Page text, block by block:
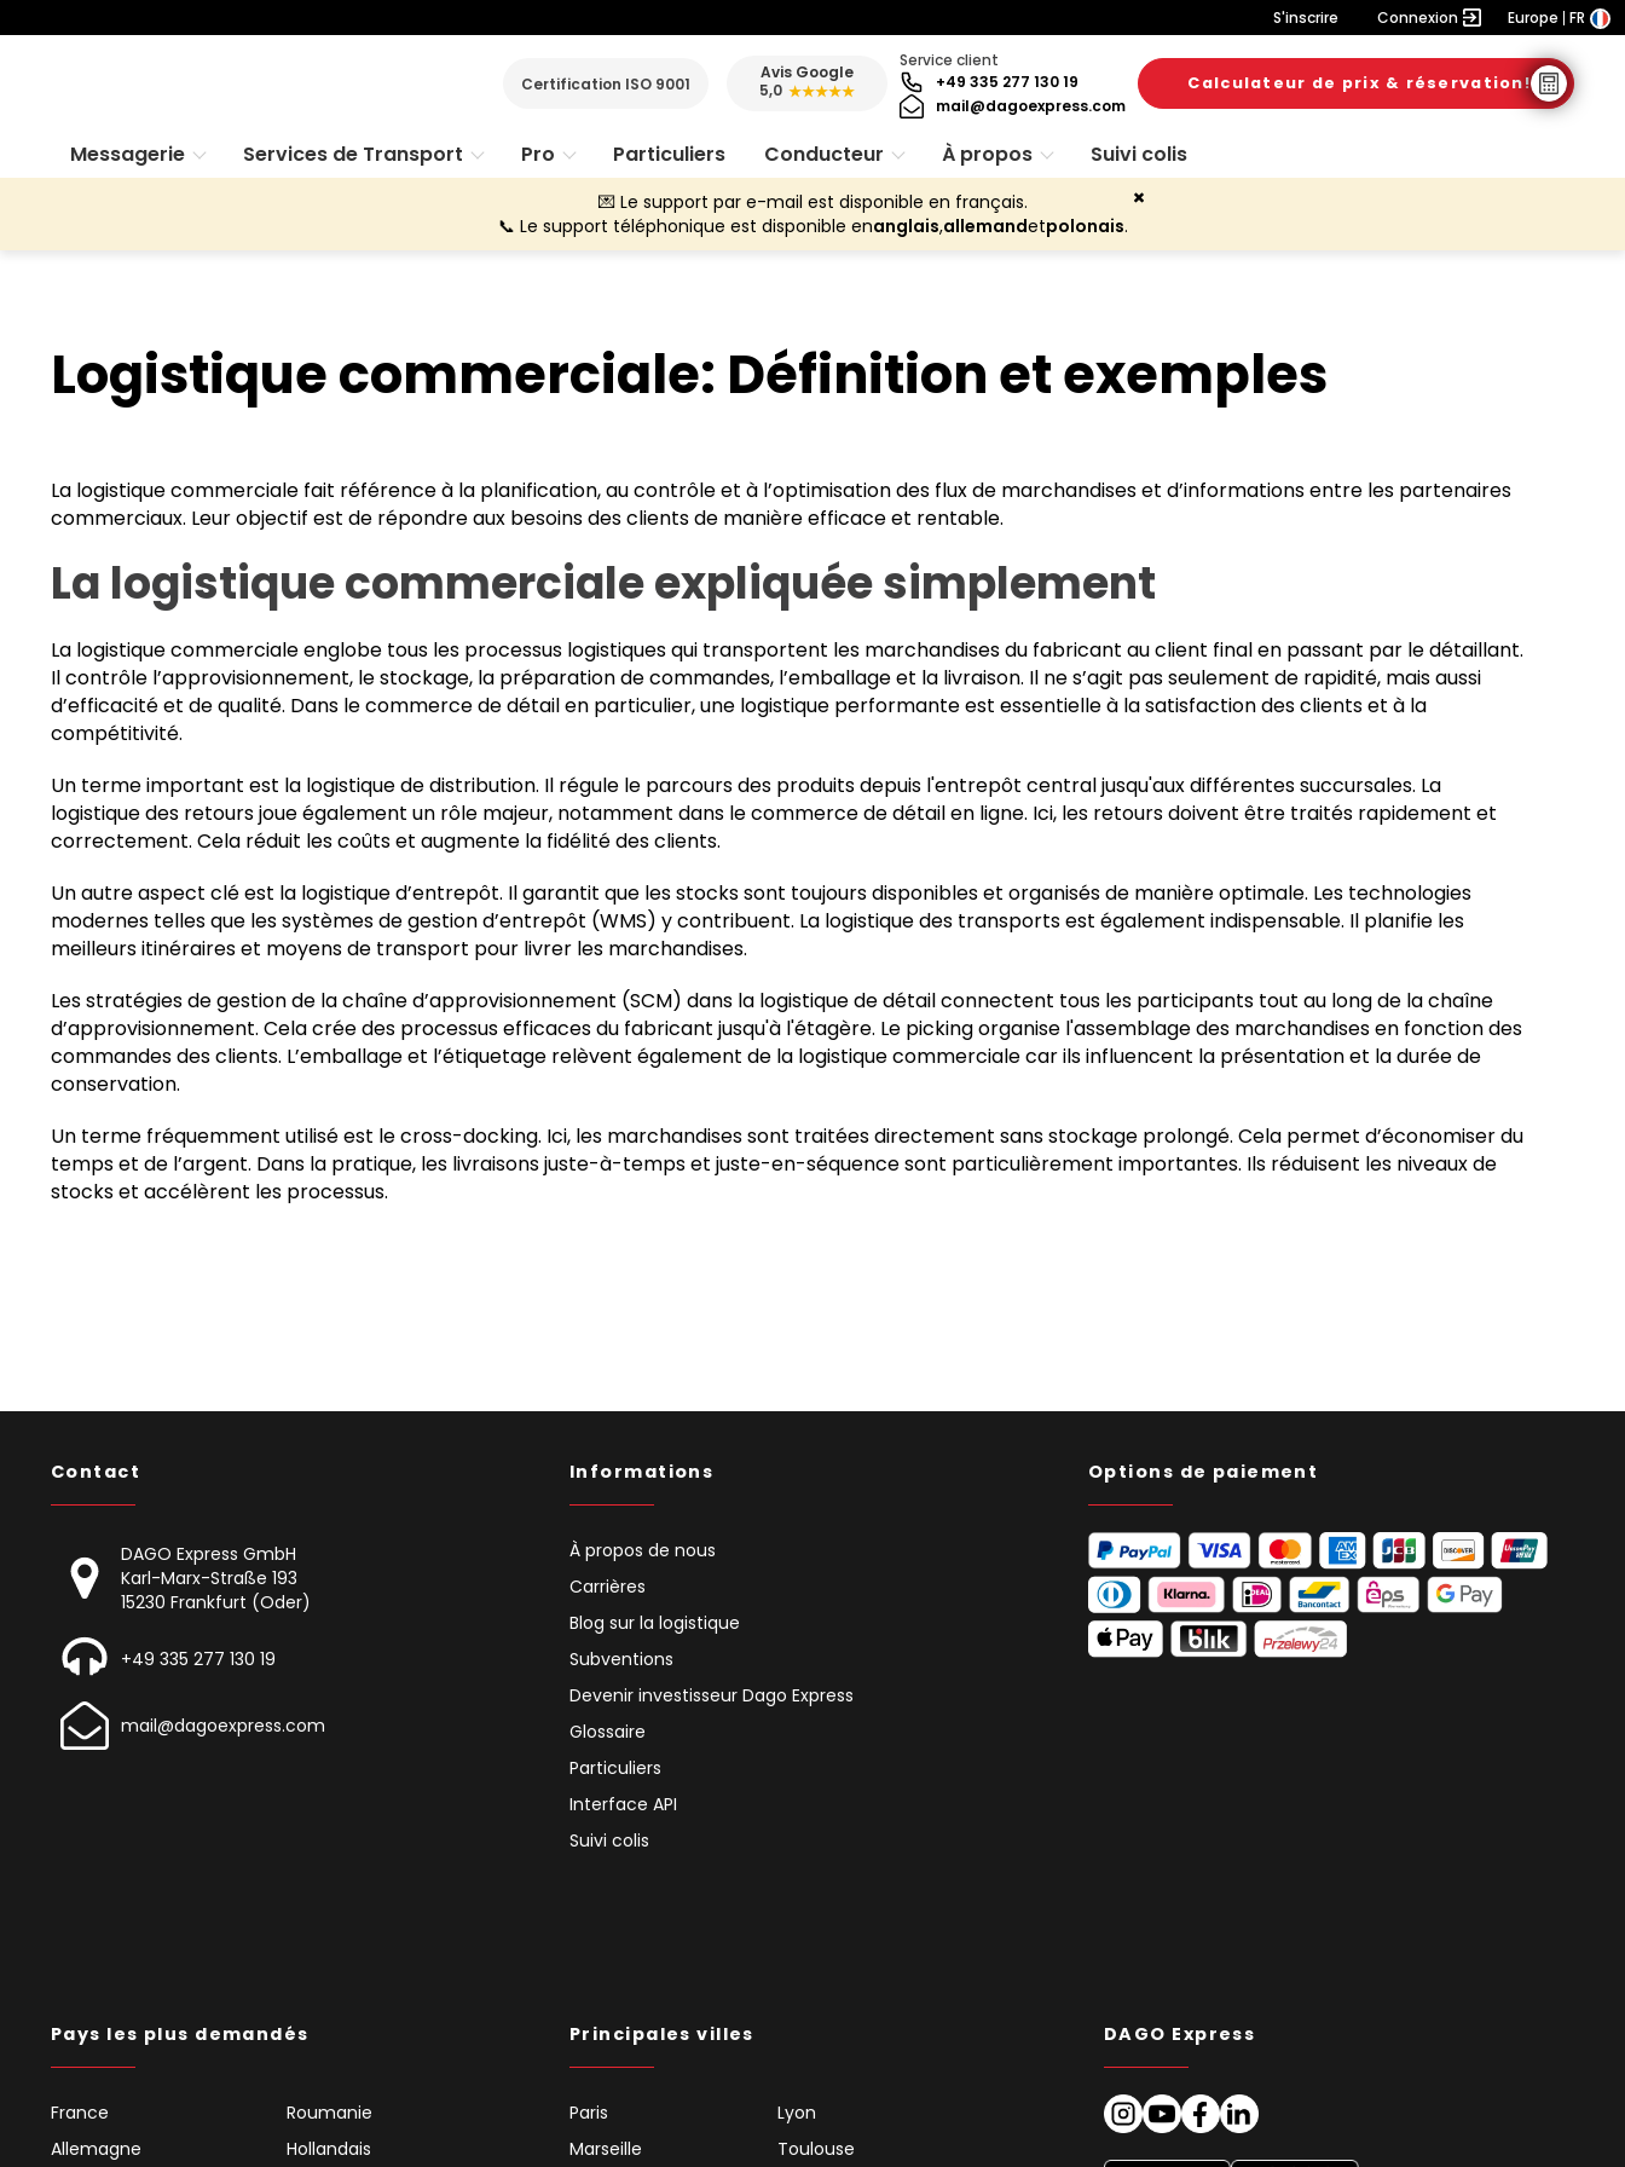
S'inscrire Connexion Europe FR
Certification ISO 9001
Avis Google
5,0 ★★★★★
Service client
+49 335 277 130 19
mail@dagoexpress.com
Calculateur de prix & réservation!
Messagerie Services de Transport Pro Particuliers Conducteur À propos Suivi colis
💌 Le support par e-mail est disponible en français.
📞 Le support téléphonique est disponible enanglais,allemandetpolonais.
Logistique commerciale: Définition et exemples
La logistique commerciale fait référence à la planification, au contrôle et à l’optimisation des flux de marchandises et d’informations entre les partenaires
commerciaux. Leur objectif est de répondre aux besoins des clients de manière efficace et rentable.
La logistique commerciale expliquée simplement
La logistique commerciale englobe tous les processus logistiques qui transportent les marchandises du fabricant au client final en passant par le détaillant.
Il contrôle l’approvisionnement, le stockage, la préparation de commandes, l’emballage et la livraison. Il ne s’agit pas seulement de rapidité, mais aussi
d’efficacité et de qualité. Dans le commerce de détail en particulier, une logistique performante est essentielle à la satisfaction des clients et à la
compétitivité.
Un terme important est la logistique de distribution. Il régule le parcours des produits depuis l'entrepôt central jusqu'aux différentes succursales. La
logistique des retours joue également un rôle majeur, notamment dans le commerce de détail en ligne. Ici, les retours doivent être traités rapidement et
correctement. Cela réduit les coûts et augmente la fidélité des clients.
Un autre aspect clé est la logistique d’entrepôt. Il garantit que les stocks sont toujours disponibles et organisés de manière optimale. Les technologies
modernes telles que les systèmes de gestion d’entrepôt (WMS) y contribuent. La logistique des transports est également indispensable. Il planifie les
meilleurs itinéraires et moyens de transport pour livrer les marchandises.
Les stratégies de gestion de la chaîne d’approvisionnement (SCM) dans la logistique de détail connectent tous les participants tout au long de la chaîne
d’approvisionnement. Cela crée des processus efficaces du fabricant jusqu'à l'étagère. Le picking organise l'assemblage des marchandises en fonction des
commandes des clients. L’emballage et l’étiquetage relèvent également de la logistique commerciale car ils influencent la présentation et la durée de
conservation.
Un terme fréquemment utilisé est le cross-docking. Ici, les marchandises sont traitées directement sans stockage prolongé. Cela permet d’économiser du
temps et de l’argent. Dans la pratique, les livraisons juste-à-temps et juste-en-séquence sont particulièrement importantes. Ils réduisent les niveaux de
stocks et accélèrent les processus.
Contact
DAGO Express GmbH
Karl-Marx-Straße 193
15230 Frankfurt (Oder)
+49 335 277 130 19
mail@dagoexpress.com
Informations
À propos de nous
Carrières
Blog sur la logistique
Subventions
Devenir investisseur Dago Express
Glossaire
Particuliers
Interface API
Suivi colis
Options de paiement
Pays les plus demandés
France
Roumanie
Allemagne
Hollandais
Principales villes
Paris
Lyon
Marseille
Toulouse
DAGO Express